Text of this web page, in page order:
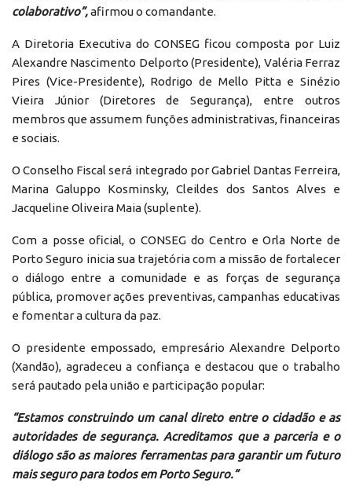
colaborativo”,afirmou o comandante.
A Diretoria Executiva do CONSEG ficou composta por Luiz
Alexandre Nascimento Delporto (Presidente), Valéria Ferraz
Pires (Vice-Presidente), Rodrigo de Mello Pitta e Sinézio
Vieira Júnior (Diretores de Segurança), entre outros
membros que assumem funções administrativas, financeiras
e sociais.
O Conselho Fiscal será integrado por Gabriel Dantas Ferreira,
Marina Galuppo Kosminsky, Cleildes dos Santos Alves e
Jacqueline Oliveira Maia (suplente).
Com a posse oficial, o CONSEG do Centro e Orla Norte de
Porto Seguro inicia sua trajetória com a missão de fortalecer
o diálogo entre a comunidade e as forças de segurança
pública, promover ações preventivas, campanhas educativas
e fomentar a cultura da paz.
O presidente empossado, empresário Alexandre Delporto
(Xandão), agradeceu a confiança e destacou que o trabalho
será pautado pela união e participação popular:
“Estamos construindo um canal direto entre o cidadão e as
autoridades de segurança. Acreditamos que a parceria e o
diálogo são as maiores ferramentas para garantir um futuro
mais seguro para todos em Porto Seguro.”